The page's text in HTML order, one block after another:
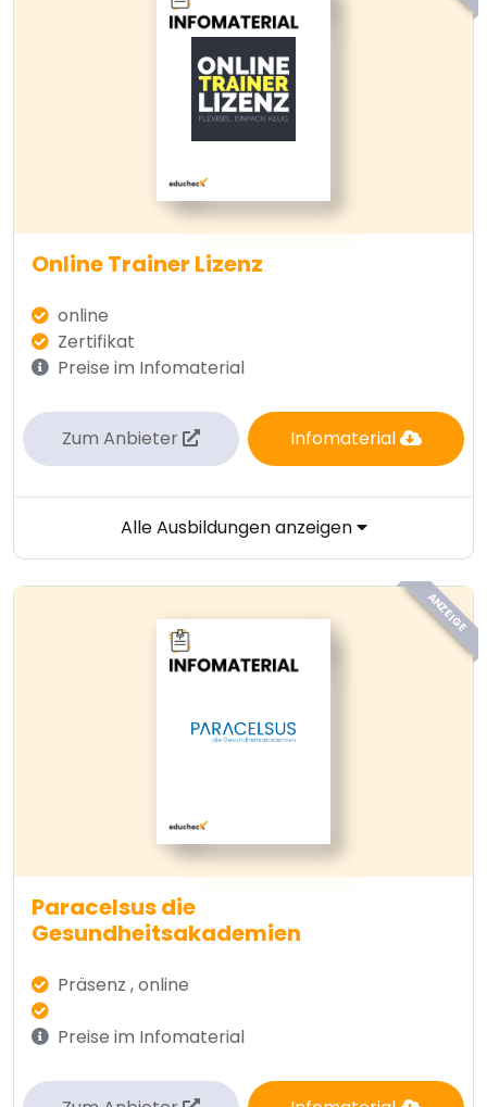
Online Trainer Lizenz
online
Zertifikat
Preise im Infomaterial
Zum Anbieter Infomaterial
Alle Ausbildungen anzeigen
ANZEIGE
Paracelsus die
Gesundheitsakademien
Präsenz , online
Preise im Infomaterial